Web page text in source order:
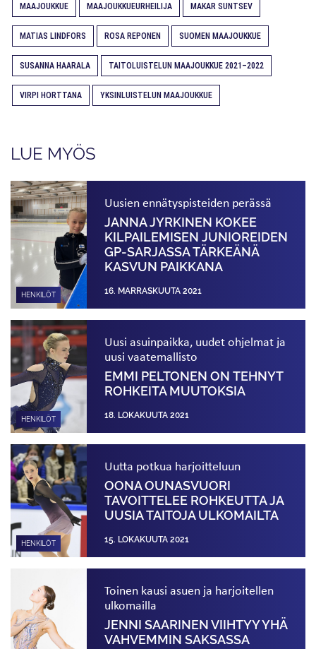
MAAJOUKKUE MAAJOUKKUEURHEILIJA MAKAR SUNTSEV
MATIAS LINDFORS ROSA REPONEN SUOMEN MAAJOUKKUE
SUSANNA HAARALA TAITOLUISTELUN MAAJOUKKUE 2021–2022
VIRPI HORTTANA YKSINLUISTELUN MAAJOUKKUE
LUE MYÖS
HENKILÖT
Uusien ennätyspisteiden perässä
JANNA JYRKINEN KOKEE
KILPAILEMISEN JUNIOREIDEN
GP-SARJASSA TÄRKEÄNÄ
KASVUN PAIKKANA
16. MARRASKUUTA 2021
HENKILÖT
Uusi asuinpaikka, uudet ohjelmat ja
uusi vaatemallisto
EMMI PELTONEN ON TEHNYT
ROHKEITA MUUTOKSIA
18. LOKAKUUTA 2021
HENKILÖT
Uutta potkua harjoitteluun
OONA OUNASVUORI
TAVOITTELEE ROHKEUTTA JA
UUSIA TAITOJA ULKOMAILTA
15. LOKAKUUTA 2021
Toinen kausi asuen ja harjoitellen
ulkomailla
JENNI SAARINEN VIIHTYY YHÄ
VAHVEMMIN SAKSASSA